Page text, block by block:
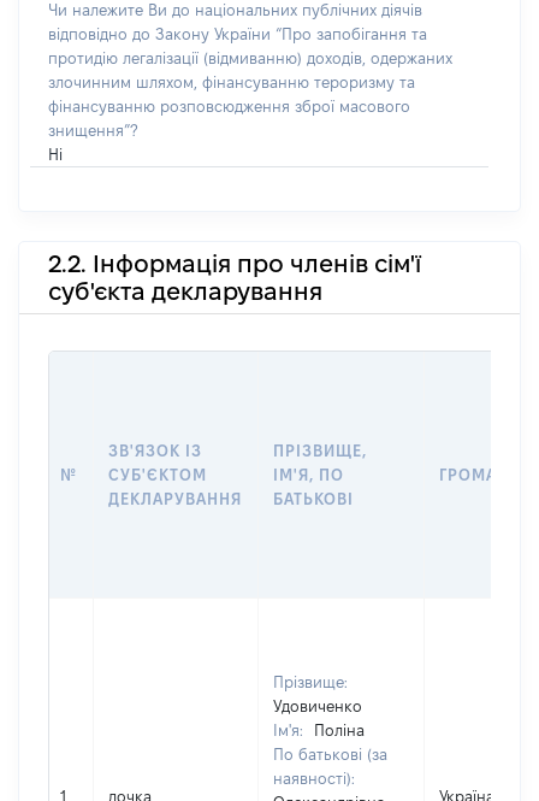
Чи належите Ви до національних публічних діячів
відповідно до Закону України “Про запобігання та
протидію легалізації (відмиванню) доходів, одержаних
злочинним шляхом, фінансуванню тероризму та
фінансуванню розповсюдження зброї масового
знищення”?
Ні
2.2. Інформація про членів сім'ї
суб'єкта декларування
№
ЗВ'ЯЗОК ІЗ
СУБ'ЄКТОМ
ДЕКЛАРУВАННЯ
ПРІЗВИЩЕ,
ІМ'Я, ПО
БАТЬКОВІ
1 дочка
Прізвище:
Удовиченко
Ім'я:
Поліна
По батькові (за
наявності):
Україна